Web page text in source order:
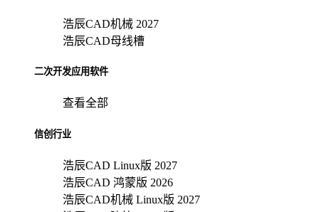
浩辰CAD机械 2027
浩辰CAD母线槽
二次开发应用软件
查看全部
信创行业
浩辰CAD Linux版 2027
浩辰CAD 鸿蒙版 2026
浩辰CAD机械 Linux版 2027